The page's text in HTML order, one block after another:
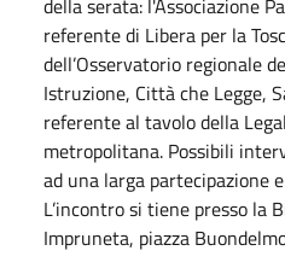
referente di Libera per la
dell’Osservatorio regionale
Istruzione, Città che Legge,
referente al tavolo della
metropolitana. Possibili
ad una larga partecipazione
L’incontro si tiene presso la
Impruneta, piazza